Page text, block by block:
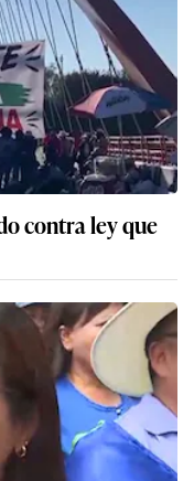
solicita a
por presunto